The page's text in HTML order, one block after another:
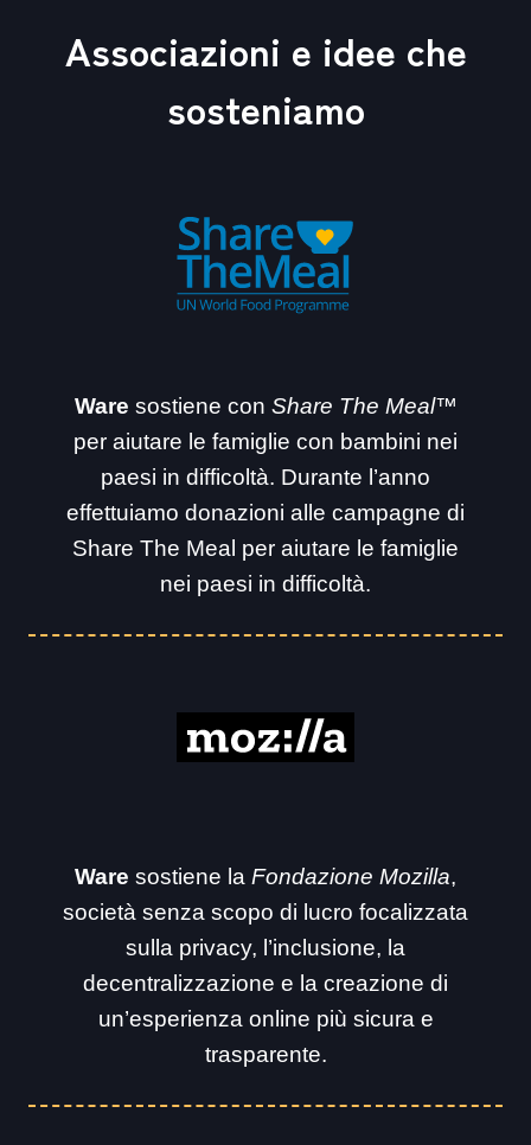
Associazioni e idee che
sosteniamo
Ware sostiene con Share The Meal™
per aiutare le famiglie con bambini nei
paesi in difficoltà. Durante l’anno
effettuiamo donazioni alle campagne di
Share The Meal per aiutare le famiglie
nei paesi in difficoltà.
Ware sostiene la Fondazione Mozilla,
società senza scopo di lucro focalizzata
sulla privacy, l’inclusione, la
decentralizzazione e la creazione di
un’esperienza online più sicura e
trasparente.